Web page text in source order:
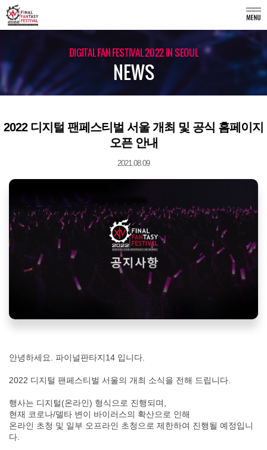
DIGITAL FAN FESTIVAL 2022 IN SEOUL
NEWS
2022 디지털 팬페스티벌 서울 개최 및 공식 홈페이지
오픈 안내
2021.08.09
안녕하세요. 파이널판타지14 입니다.
2022 디지털 팬페스티벌 서울의 개최 소식을 전해 드립니다.
행사는 디지털(온라인) 형식으로 진행되며,
현재 코로나/델타 변이 바이러스의 확산으로 인해
온라인 초청 및 일부 오프라인 초청으로 제한하여 진행될 예정입니
다.